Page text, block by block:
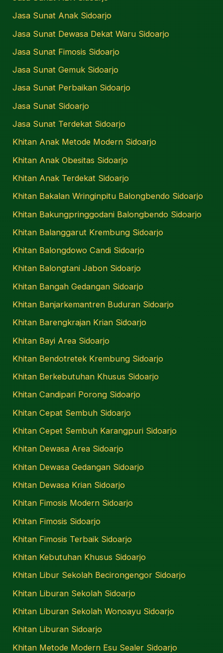
Jasa Sunat Anak Sidoarjo
Jasa Sunat Dewasa Dekat Waru Sidoarjo
Jasa Sunat Fimosis Sidoarjo
Jasa Sunat Gemuk Sidoarjo
Jasa Sunat Perbaikan Sidoarjo
Jasa Sunat Sidoarjo
Jasa Sunat Terdekat Sidoarjo
Khitan Anak Metode Modern Sidoarjo
Khitan Anak Obesitas Sidoarjo
Khitan Anak Terdekat Sidoarjo
Khitan Bakalan Wringinpitu Balongbendo Sidoarjo
Khitan Bakungpringgodani Balongbendo Sidoarjo
Khitan Balanggarut Krembung Sidoarjo
Khitan Balongdowo Candi Sidoarjo
Khitan Balongtani Jabon Sidoarjo
Khitan Bangah Gedangan Sidoarjo
Khitan Banjarkemantren Buduran Sidoarjo
Khitan Barengkrajan Krian Sidoarjo
Khitan Bayi Area Sidoarjo
Khitan Bendotretek Krembung Sidoarjo
Khitan Berkebutuhan Khusus Sidoarjo
Khitan Candipari Porong Sidoarjo
Khitan Cepat Sembuh Sidoarjo
Khitan Cepet Sembuh Karangpuri Sidoarjo
Khitan Dewasa Area Sidoarjo
Khitan Dewasa Gedangan Sidoarjo
Khitan Dewasa Krian Sidoarjo
Khitan Fimosis Modern Sidoarjo
Khitan Fimosis Sidoarjo
Khitan Fimosis Terbaik Sidoarjo
Khitan Kebutuhan Khusus Sidoarjo
Khitan Libur Sekolah Becirongengor Sidoarjo
Khitan Liburan Sekolah Sidoarjo
Khitan Liburan Sekolah Wonoayu Sidoarjo
Khitan Liburan Sidoarjo
Khitan Metode Modern Esu Sealer Sidoarjo